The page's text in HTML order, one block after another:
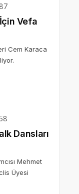
Vefa
Cem Karaca
Dansları
Mehmet
Üyesi